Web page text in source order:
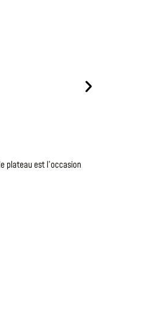
plateau est l’occasion